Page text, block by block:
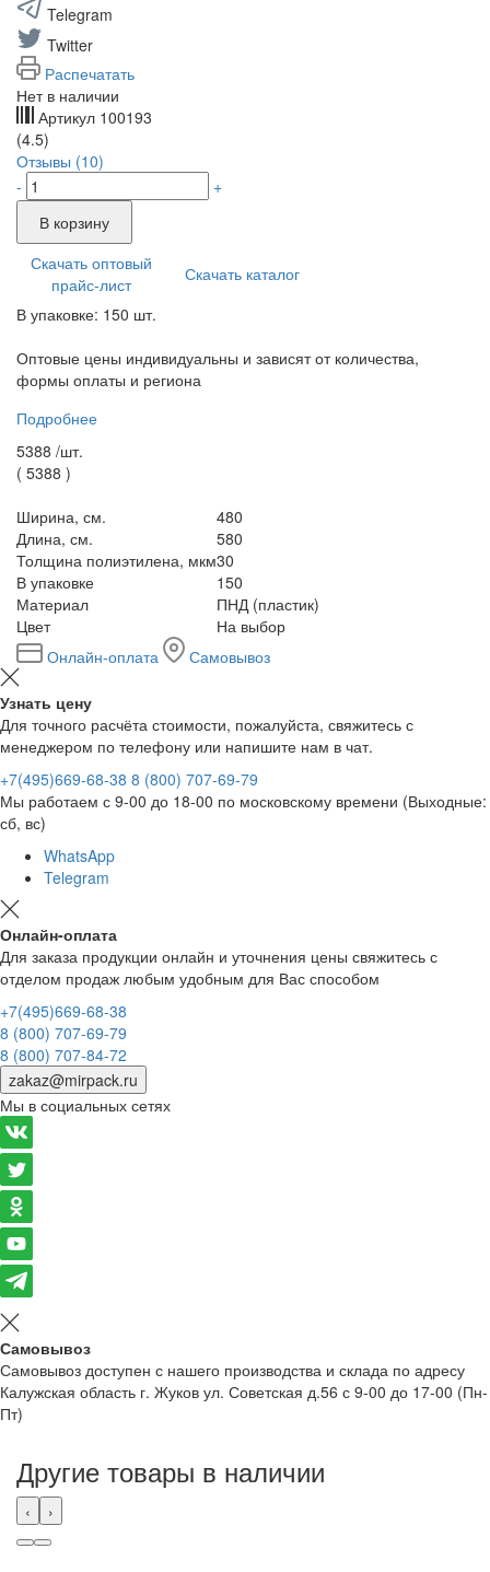
Telegram
Twitter
Распечатать
Нет в наличии
Артикул 100193
(4.5)
Отзывы (10)
-
+
В корзину
Скачать оптовый
прайс-лист
Скачать каталог
В упаковке: 150 шт.
Оптовые цены индивидуальны и зависят от количества,
формы оплаты и региона
Подробнее
5388 /шт.
( 5388 )
Ширина, см.
480
Длина, см.
580
Толщина полиэтилена, мкм30
В упаковке
150
Материал
ПНД (пластик)
Цвет
На выбор
Онлайн-оплата
Самовывоз
Узнать цену
Для точного расчёта стоимости, пожалуйста, свяжитесь с
менеджером по телефону или напишите нам в чат.
+7(495)669-68-38 8 (800) 707-69-79
Мы работаем с 9-00 до 18-00 по московскому времени (Выходные:
сб, вс)
WhatsApp
Telegram
Онлайн-оплата
Для заказа продукции онлайн и уточнения цены свяжитесь с
отделом продаж любым удобным для Вас способом
+7(495)669-68-38
8 (800) 707-69-79
8 (800) 707-84-72
zakaz@mirpack.ru
Мы в социальных сетях
Самовывоз
Самовывоз доступен с нашего производства и склада по адресу
Калужская область г. Жуков ул. Советская д.56 с 9-00 до 17-00 (Пн-
Пт)
Другие товары в наличии
‹ ›